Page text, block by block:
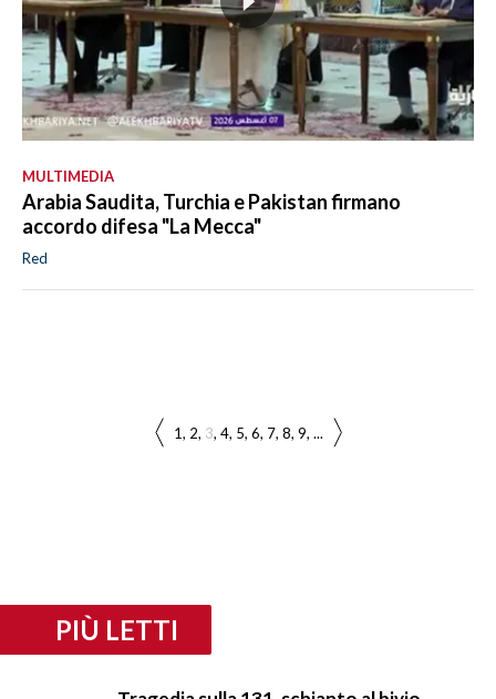
MULTIMEDIA
Arabia Saudita, Turchia e Pakistan firmano
accordo difesa "La Mecca"
Red
1 2 3 4 5 6 7 8 9 ...
PIÙ LETTI